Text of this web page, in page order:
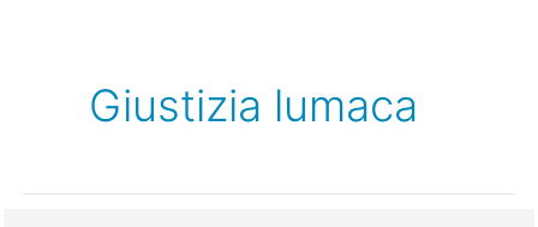
Giustizia lumaca